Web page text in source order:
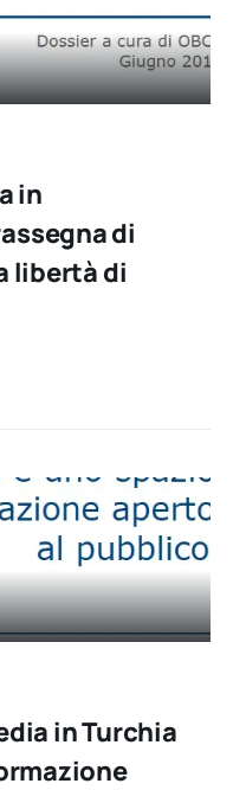
in
di
libertà di
in Turchia